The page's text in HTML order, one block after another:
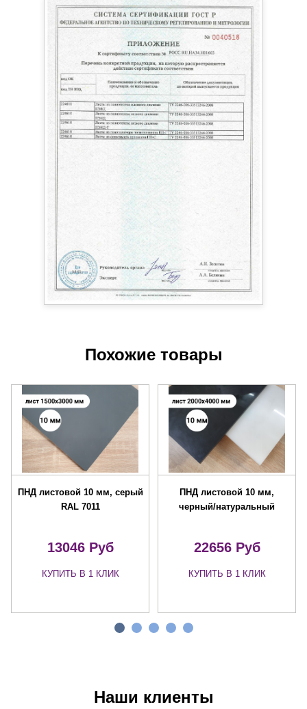
Похожие товары
ПНД листовой 10 мм, серый
RAL 7011
13046 Руб
КУПИТЬ В 1 КЛИК
ПНД листовой 10 мм,
черный/натуральный
22656 Руб
КУПИТЬ В 1 КЛИК
Наши клиенты